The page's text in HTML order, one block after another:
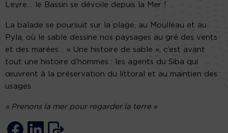
Leyre… le Bassin se dévoile depuis la Mer !
La balade se poursuit sur la plage, au Moulleau et au
Pyla, où le sable dessine nos paysages au gré des vents
et des marées… « Une histoire de sable », c’est avant
tout une histoire d’hommes : les agents du Siba qui
œuvrent à la préservation du littoral et au maintien des
usages.
« Prenons la mer pour regarder la terre »